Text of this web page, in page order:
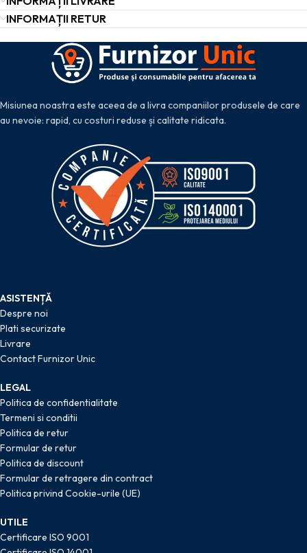
INFORMAȚII RETUR
Misiunea noastra este aceea de a livra companiilor produsele de care
au nevoie: rapid, cu costuri reduse și calitate ridicata.
ASISTENȚĂ
Despre noi
Plati securizate
Livrare
Contact Furnizor Unic
LEGAL
Politica de confidentialitate
Termeni si conditii
Politica de retur
Formular de retur
Politica de discount
Formular de retragere din contract
Politica privind Cookie-urile (UE)
UTILE
Certificare ISO 9001